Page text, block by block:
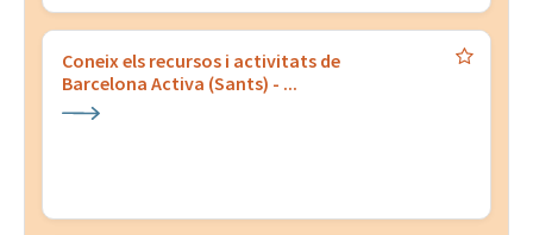
Coneix els recursos i activitats de
Barcelona Activa (Sants) - ...